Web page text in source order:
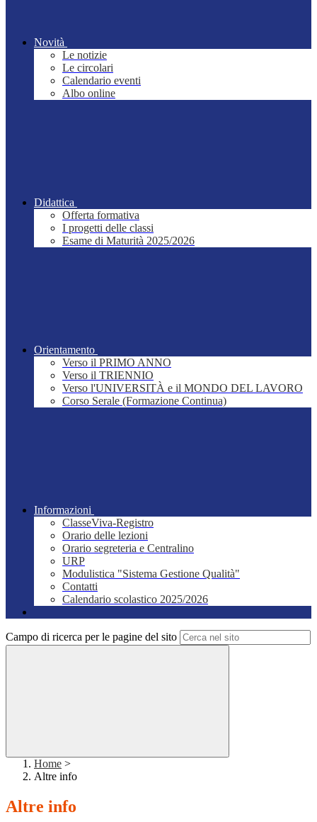
Novità
Le notizie
Le circolari
Calendario eventi
Albo online
Didattica
Offerta formativa
I progetti delle classi
Esame di Maturità 2025/2026
Orientamento
Verso il PRIMO ANNO
Verso il TRIENNIO
Verso l'UNIVERSITÀ e il MONDO DEL LAVORO
Corso Serale (Formazione Continua)
Informazioni
ClasseViva-Registro
Orario delle lezioni
Orario segreteria e Centralino
URP
Modulistica "Sistema Gestione Qualità"
Contatti
Calendario scolastico 2025/2026
Campo di ricerca per le pagine del sito
Home >
Altre info
Altre info